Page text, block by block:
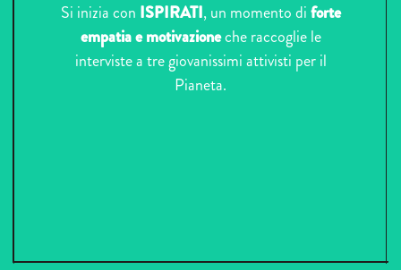
Si inizia con ISPIRATI, un momento diforte
empatia e motivazioneche raccoglie le
interviste a tre giovanissimi attivisti per il
Pianeta.